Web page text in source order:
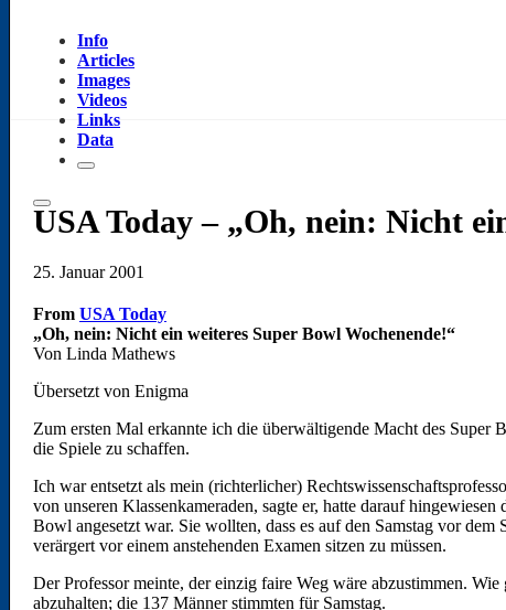
Info
Articles
Images
Videos
Links
Data
USA Today – „Oh, nein: Nicht
25. Januar 2001
From USA Today
„Oh, nein: Nicht ein weiteres Super Bowl Wochenende!“
Von Linda Mathews
Übersetzt von Enigma
Zum ersten Mal erkannte ich die überwältigende Macht des
die Spiele zu schaffen.
Ich war entsetzt als mein (richterlicher)
von unseren Klassenkameraden, sagte er, hatte darauf
Bowl angesetzt war. Sie wollten, dass es auf den Samstag vor
verärgert vor einem anstehenden Examen sitzen zu müssen.
Der Professor meinte, der einzig faire Weg wäre abzustimmen.
abzuhalten; die 137 Männer stimmten für Samstag.